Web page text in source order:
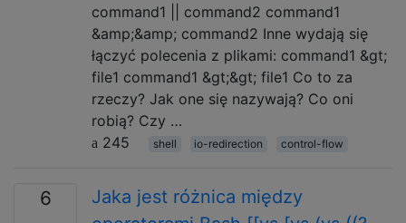
command1 || command2 command1
&amp;&amp; command2 Inne wydają się
łączyć polecenia z plikami: command1 &gt;
file1 command1 &gt;&gt; file1 Co to za
rzeczy? Jak one się nazywają? Co oni
robią? Czy …
245
shell io-redirection control-flow
6
Jaka jest różnica między